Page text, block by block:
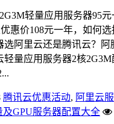
轻量应用服务器95
惠价108元一年，如何
选阿里云还是腾讯云？阿
轻量应用服务器2核
腾讯云优惠活动, 阿里云
及GPU服务器配置大全